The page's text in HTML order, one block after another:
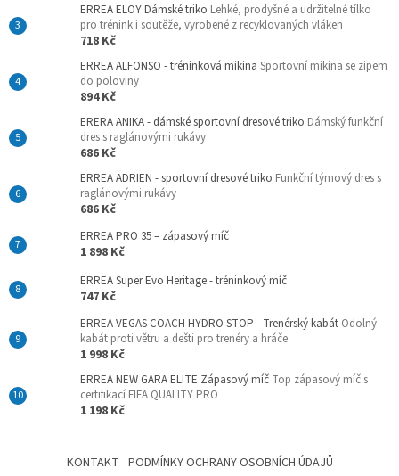
ERREA ELOY Dámské triko Lehké, prodyšné a udržitelné tílko
pro trénink i soutěže, vyrobené z recyklovaných vláken
718 Kč
ERREA ALFONSO - tréninková mikina Sportovní mikina se zipem
do poloviny
894 Kč
ERERA ANIKA - dámské sportovní dresové triko Dámský funkční
dres s raglánovými rukávy
686 Kč
ERREA ADRIEN - sportovní dresové triko Funkční týmový dres s
raglánovými rukávy
686 Kč
ERREA PRO 35 – zápasový míč
1 898 Kč
ERREA Super Evo Heritage - tréninkový míč
747 Kč
ERREA VEGAS COACH HYDRO STOP - Trenérský kabát Odolný
kabát proti větru a dešti pro trenéry a hráče
1 998 Kč
ERREA NEW GARA ELITE Zápasový míč Top zápasový míč s
certifikací FIFA QUALITY PRO
1 198 Kč
KONTAKT PODMÍNKY OCHRANY OSOBNÍCH ÚDAJŮ